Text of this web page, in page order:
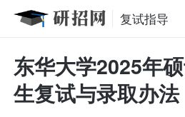
复试指导
东华大学2025年
生复试与录取办法